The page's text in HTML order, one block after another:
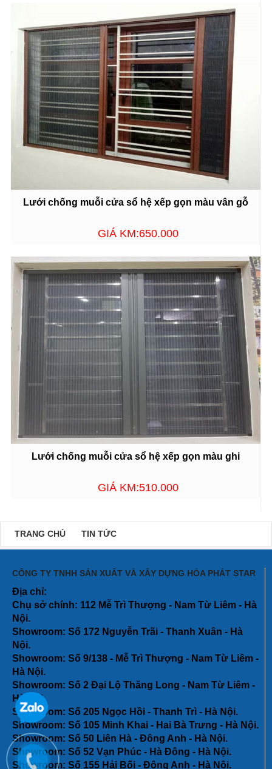
Lưới chống muỗi cửa sổ hệ xếp gọn màu vân gỗ
GIÁ KM:650.000
Lưới chống muỗi cửa sổ hệ xếp gọn màu ghi
GIÁ KM:510.000
TRANG CHỦ TIN TỨC
CÔNG TY TNHH SẢN XUẤT VÀ XÂY DỰNG HÒA PHÁT STAR
Địa chỉ:
Chụ sở chính: 112 Mễ Trì Thượng - Nam Từ Liêm - Hà
Nội.
Showroom: Số 172 Nguyễn Trãi - Thanh Xuân - Hà
Nội.
Showroom: Số 9/138 - Mễ Trì Thượng - Nam Từ Liêm -
Hà Nội.
Showroom: Số 2 Đại Lộ Thăng Long - Nam Từ Liêm -
Hà Nội.
Showroom: Số 205 Ngọc Hồi - Thanh Trì - Hà Nội.
Showroom: Số 105 Minh Khai - Hai Bà Trưng - Hà Nội.
Showroom: Số 50 Liên Hà - Đông Anh - Hà Nội.
Showroom: Số 52 Vạn Phúc - Hà Đông - Hà Nội.
Showroom: Số 155 Hải Bối - Đông Anh - Hà Nội.